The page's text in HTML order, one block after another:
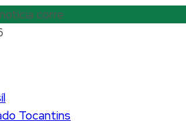
corre
Tocantins